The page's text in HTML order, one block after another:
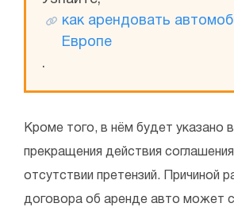
как арендовать
Европе
.
Кроме того, в нём будет указано
прекращения действия
отсутствии претензий. Причиной
договора об аренде авто может